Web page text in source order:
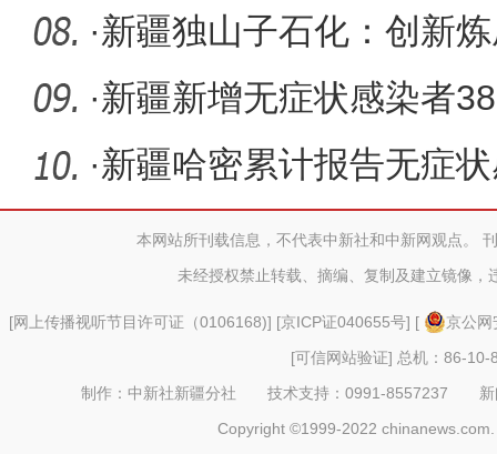
控用电
·新疆独山子石化：创新
·新疆新增无症状感染者
例
·新疆哈密累计报告无症
管控密接
本网站所刊载信息，不代表中新社和中新网观点。
未经授权禁止转载、摘编、复制及建立镜像，
[网上传播视听节目许可证（0106168)] [京ICP证040655号] [
京公
[可信网站验证] 总机：86-10-
制作：中新社新疆分社 技术支持：0991-8557237
Copyright ©1999-2022